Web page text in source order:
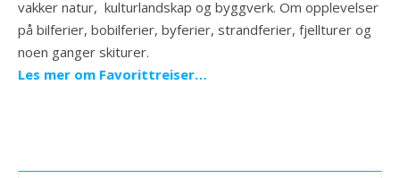
vakker natur, kulturlandskap og byggverk. Om opplevelser
på bilferier, bobilferier, byferier, strandferier, fjellturer og
noen ganger skiturer.
Les mer om Favorittreiser…